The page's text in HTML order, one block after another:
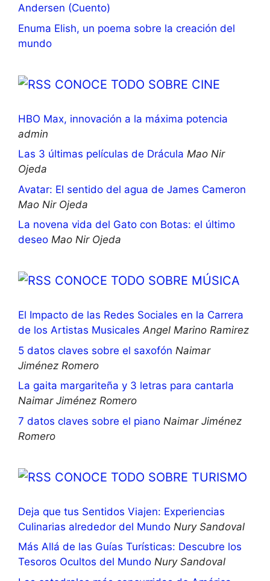
Andersen (Cuento)
Enuma Elish, un poema sobre la creación del
mundo
CONOCE TODO SOBRE CINE
HBO Max, innovación a la máxima potencia
admin
Las 3 últimas películas de Drácula Mao Nir
Ojeda
Avatar: El sentido del agua de James Cameron
Mao Nir Ojeda
La novena vida del Gato con Botas: el último
deseo Mao Nir Ojeda
CONOCE TODO SOBRE MÚSICA
El Impacto de las Redes Sociales en la Carrera
de los Artistas Musicales Angel Marino Ramirez
5 datos claves sobre el saxofón Naimar
Jiménez Romero
La gaita margariteña y 3 letras para cantarla
Naimar Jiménez Romero
7 datos claves sobre el piano Naimar Jiménez
Romero
CONOCE TODO SOBRE TURISMO
Deja que tus Sentidos Viajen: Experiencias
Culinarias alrededor del Mundo Nury Sandoval
Más Allá de las Guías Turísticas: Descubre los
Tesoros Ocultos del Mundo Nury Sandoval